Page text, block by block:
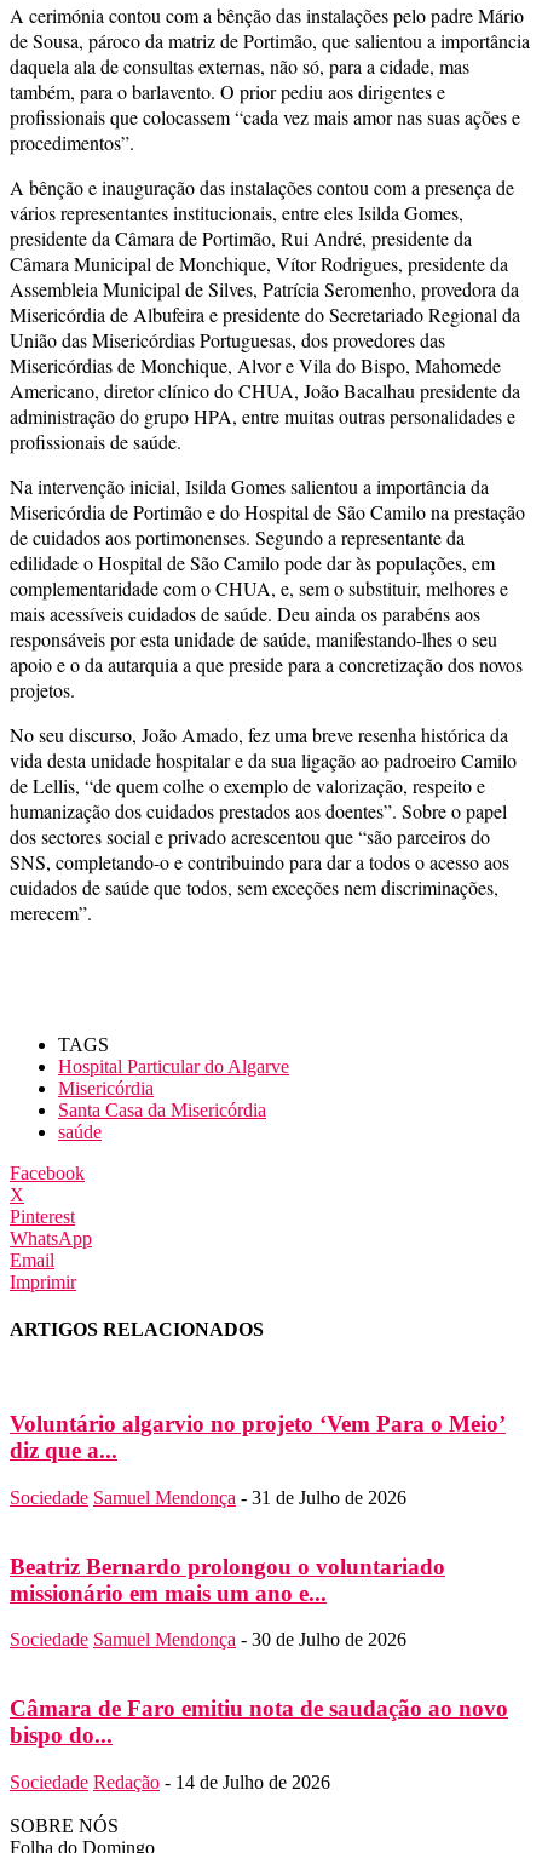
A cerimónia contou com a bênção das instalações pelo padre Mário
de Sousa, pároco da matriz de Portimão, que salientou a importância
daquela ala de consultas externas, não só, para a cidade, mas
também, para o barlavento. O prior pediu aos dirigentes e
profissionais que colocassem “cada vez mais amor nas suas ações e
procedimentos”.
A bênção e inauguração das instalações contou com a presença de
vários representantes institucionais, entre eles Isilda Gomes,
presidente da Câmara de Portimão, Rui André, presidente da
Câmara Municipal de Monchique, Vítor Rodrigues, presidente da
Assembleia Municipal de Silves, Patrícia Seromenho, provedora da
Misericórdia de Albufeira e presidente do Secretariado Regional da
União das Misericórdias Portuguesas, dos provedores das
Misericórdias de Monchique, Alvor e Vila do Bispo, Mahomede
Americano, diretor clínico do CHUA, João Bacalhau presidente da
administração do grupo HPA, entre muitas outras personalidades e
profissionais de saúde.
Na intervenção inicial, Isilda Gomes salientou a importância da
Misericórdia de Portimão e do Hospital de São Camilo na prestação
de cuidados aos portimonenses. Segundo a representante da
edilidade o Hospital de São Camilo pode dar às populações, em
complementaridade com o CHUA, e, sem o substituir, melhores e
mais acessíveis cuidados de saúde. Deu ainda os parabéns aos
responsáveis por esta unidade de saúde, manifestando-lhes o seu
apoio e o da autarquia a que preside para a concretização dos novos
projetos.
No seu discurso, João Amado, fez uma breve resenha histórica da
vida desta unidade hospitalar e da sua ligação ao padroeiro Camilo
de Lellis, “de quem colhe o exemplo de valorização, respeito e
humanização dos cuidados prestados aos doentes”. Sobre o papel
dos sectores social e privado acrescentou que “são parceiros do
SNS, completando-o e contribuindo para dar a todos o acesso aos
cuidados de saúde que todos, sem exceções nem discriminações,
merecem”.
TAGS
Hospital Particular do Algarve
Misericórdia
Santa Casa da Misericórdia
saúde
Facebook
X
Pinterest
WhatsApp
Email
Imprimir
ARTIGOS RELACIONADOS
Voluntário algarvio no projeto ‘Vem Para o Meio’
diz que a...
Sociedade Samuel Mendonça - 31 de Julho de 2026
Beatriz Bernardo prolongou o voluntariado
missionário em mais um ano e...
Sociedade Samuel Mendonça - 30 de Julho de 2026
Câmara de Faro emitiu nota de saudação ao novo
bispo do...
Sociedade Redação - 14 de Julho de 2026
SOBRE NÓS
Folha do Domingo